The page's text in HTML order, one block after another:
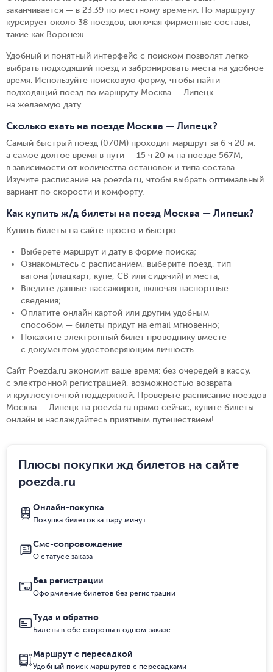
заканчивается — в 23:39 по местному времени. По маршруту
курсирует около 38 поездов, включая фирменные составы,
такие как Воронеж.
Удобный и понятный интерфейс с поиском позволят легко
выбрать подходящий поезд и забронировать места на удобное
время. Используйте поисковую форму, чтобы найти
подходящий поезд по маршруту Москва — Липецк
на желаемую дату.
Сколько ехать на поезде Москва — Липецк?
Самый быстрый поезд (070М) проходит маршрут за 6 ч 20 м,
а самое долгое время в пути — 15 ч 20 м на поезде 567М,
в зависимости от количества остановок и типа состава.
Изучите расписание на poezda.ru, чтобы выбрать оптимальный
вариант по скорости и комфорту.
Как купить ж/д билеты на поезд Москва — Липецк?
Купить билеты на сайте просто и быстро:
Выберете маршрут и дату в форме поиска;
Ознакомьтесь с расписанием, выберите поезд, тип
вагона (плацкарт, купе, СВ или сидячий) и места;
Введите данные пассажиров, включая паспортные
сведения;
Оплатите онлайн картой или другим удобным
способом — билеты придут на email мгновенно;
Покажите электронный билет проводнику вместе
с документом удостоверяющим личность.
Сайт Poezda.ru экономит ваше время: без очередей в кассу,
с электронной регистрацией, возможностью возврата
и круглосуточной поддержкой. Проверьте расписание поездов
Москва — Липецк на poezda.ru прямо сейчас, купите билеты
онлайн и наслаждайтесь приятным путешествием!
Плюсы покупки жд билетов на сайте
poezda.ru
Онлайн-покупка
Покупка билетов за пару минут
Смс-сопровождение
О статусе заказа
Без регистрации
Оформление билетов без регистрации
Туда и обратно
Билеты в обе стороны в одном заказе
Маршрут с пересадкой
Удобный поиск маршрутов с пересадками